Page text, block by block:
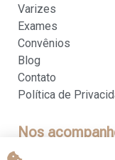
Varizes
Exames
Convênios
Blog
Contato
Política de
Nos